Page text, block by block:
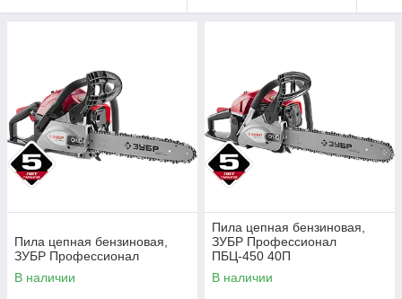
Пила цепная бензиновая,
ЗУБР Профессионал
В наличии
Пила цепная бензиновая,
ЗУБР Профессионал
ПБЦ-450 40П
В наличии